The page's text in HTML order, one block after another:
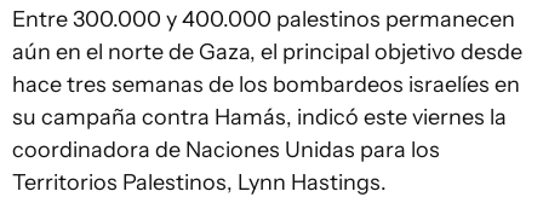
Entre 300.000 y 400.000 palestinos permanecen
aún en el norte de Gaza, el principal objetivo desde
hace tres semanas de los bombardeos israelíes en
su campaña contra Hamás, indicó este viernes la
coordinadora de Naciones Unidas para los
Territorios Palestinos, Lynn Hastings.